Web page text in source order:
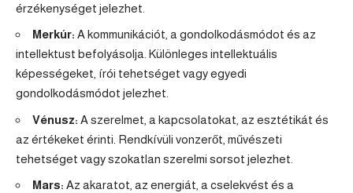
érzékenységet jelezhet.
Merkúr: A kommunikációt, a gondolkodásmódot és az
intellektust befolyásolja. Különleges intellektuális
képességeket, írói tehetséget vagy egyedi
gondolkodásmódot jelezhet.
Vénusz: A szerelmet, a kapcsolatokat, az esztétikát és
az értékeket érinti. Rendkívüli vonzerőt, művészeti
tehetséget vagy szokatlan szerelmi sorsot jelezhet.
Mars: Az akaratot, az energiát, a cselekvést és a